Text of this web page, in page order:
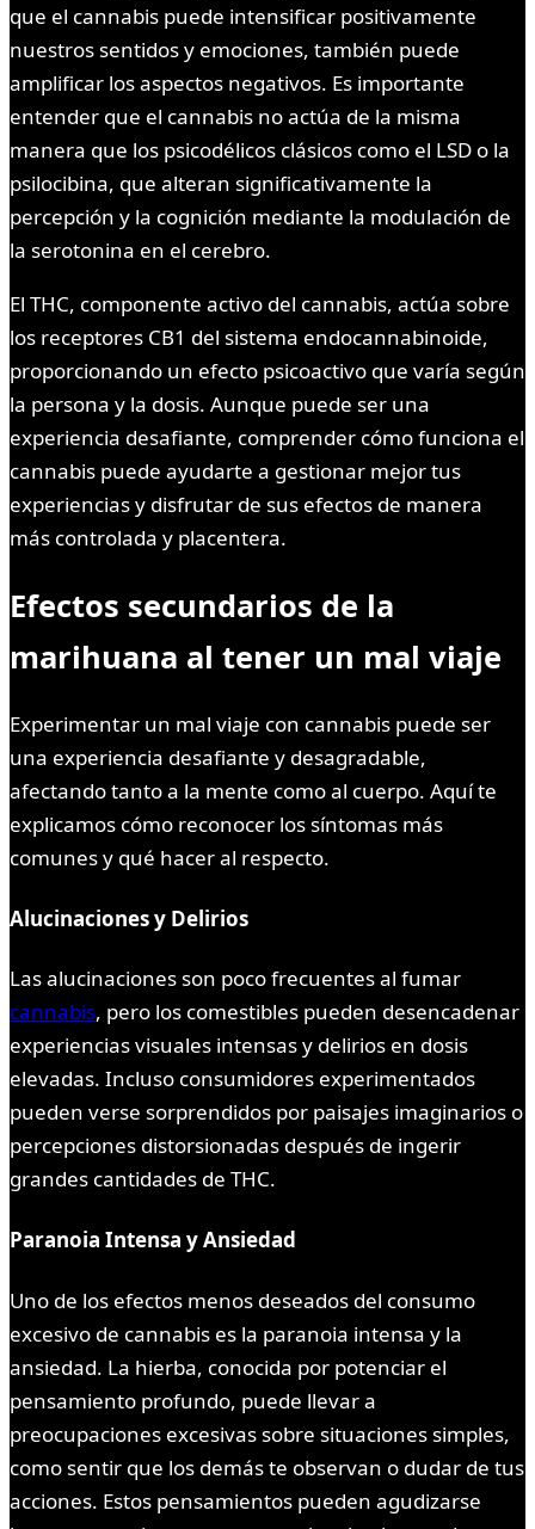
que el cannabis puede intensificar positivamente
nuestros sentidos y emociones, también puede
amplificar los aspectos negativos. Es importante
entender que el cannabis no actúa de la misma
manera que los psicodélicos clásicos como el LSD o la
psilocibina, que alteran significativamente la
percepción y la cognición mediante la modulación de
la serotonina en el cerebro.
El THC, componente activo del cannabis, actúa sobre
los receptores CB1 del sistema endocannabinoide,
proporcionando un efecto psicoactivo que varía según
la persona y la dosis. Aunque puede ser una
experiencia desafiante, comprender cómo funciona el
cannabis puede ayudarte a gestionar mejor tus
experiencias y disfrutar de sus efectos de manera
más controlada y placentera.
Efectos secundarios de la
marihuana al tener un mal viaje
Experimentar un mal viaje con cannabis puede ser
una experiencia desafiante y desagradable,
afectando tanto a la mente como al cuerpo. Aquí te
explicamos cómo reconocer los síntomas más
comunes y qué hacer al respecto.
Alucinaciones y Delirios
Las alucinaciones son poco frecuentes al fumar
cannabis, pero los comestibles pueden desencadenar
experiencias visuales intensas y delirios en dosis
elevadas. Incluso consumidores experimentados
pueden verse sorprendidos por paisajes imaginarios o
percepciones distorsionadas después de ingerir
grandes cantidades de THC.
Paranoia Intensa y Ansiedad
Uno de los efectos menos deseados del consumo
excesivo de cannabis es la paranoia intensa y la
ansiedad. La hierba, conocida por potenciar el
pensamiento profundo, puede llevar a
preocupaciones excesivas sobre situaciones simples,
como sentir que los demás te observan o dudar de tus
acciones. Estos pensamientos pueden agudizarse